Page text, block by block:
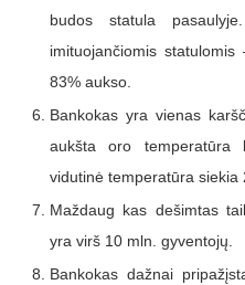
budos statula
imituojančiomis
83% aukso.
Bankokas yra vienas
aukšta oro
vidutinė temperatūra siekia
Maždaug kas dešimtas
yra virš 10 mln. gyventojų.
Bankokas dažnai